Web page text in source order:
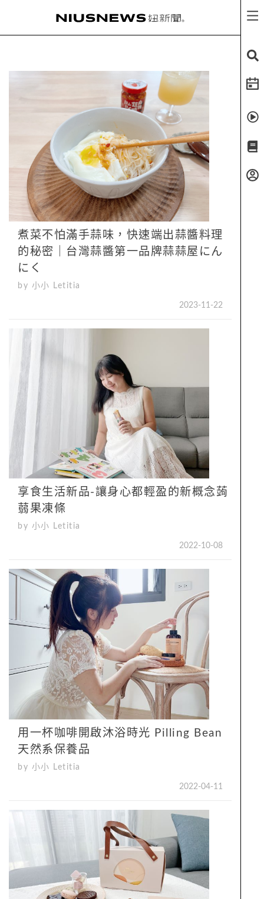
煮菜不怕滿手蒜味，快速端出蒜醬料理
的秘密｜台灣蒜醬第一品牌蒜蒜屋にん
にく
by 小小 Letitia
2023-11-22
享食生活新品-讓身心都輕盈的新概念蒟
蒻果凍條
by 小小 Letitia
2022-10-08
用一杯咖啡開啟沐浴時光 Pilling Bean
天然系保養品
by 小小 Letitia
2022-04-11